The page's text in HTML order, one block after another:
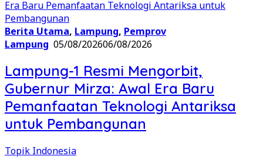
Berita Utama, Lampung, Pemprov
Lampung 05/08/202606/08/2026
Lampung-1 Resmi Mengorbit,
Gubernur Mirza: Awal Era Baru
Pemanfaatan Teknologi Antariksa
untuk Pembangunan
Topik Indonesia